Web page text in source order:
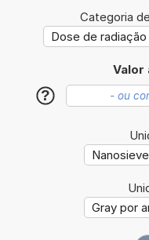
Categoria
Valor
?